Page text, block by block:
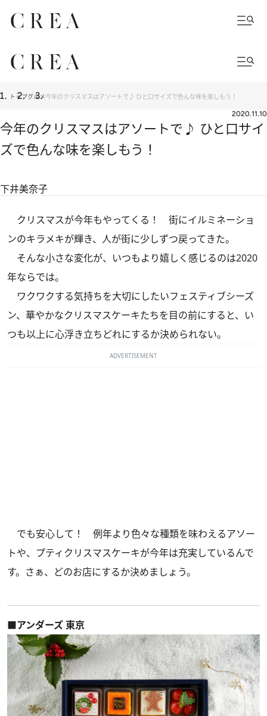
トップグルメ今年のクリスマスはアソートで♪ ひと口サイズで色んな味を楽しもう！
2020.11.10
今年のクリスマスはアソートで♪ ひと口サイ
ズで色んな味を楽しもう！
下井美奈子
クリスマスが今年もやってくる！ 街にイルミネーショ
ンのキラメキが輝き、人が街に少しずつ戻ってきた。
そんな小さな変化が、いつもより嬉しく感じるのは2020
年ならでは。
ワクワクする気持ちを大切にしたいフェスティブシーズ
ン、華やかなクリスマスケーキたちを目の前にすると、い
つも以上に心浮き立ちどれにするか決められない。
ADVERTISEMENT
でも安心して！ 例年より色々な種類を味わえるアソー
トや、プティクリスマスケーキが今年は充実しているんで
す。さぁ、どのお店にするか決めましょう。
■アンダーズ 東京